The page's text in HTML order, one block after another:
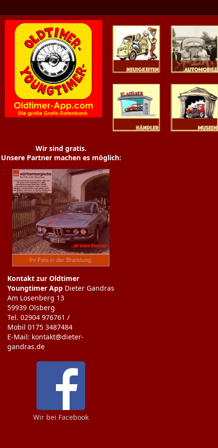
Youngtimer
Wir sind gratis.
Unsere Partner machen es möglich:
Kontakt zur Oldtimer
Youngtimer App Dieter Gandras
Am Losenberg 13
59939 Olsberg
Tel. 02904 976761 /
Mobil 0175 3487484
E-Mail: kontakt@dieter-
gandras.de
Wir bei Facebook